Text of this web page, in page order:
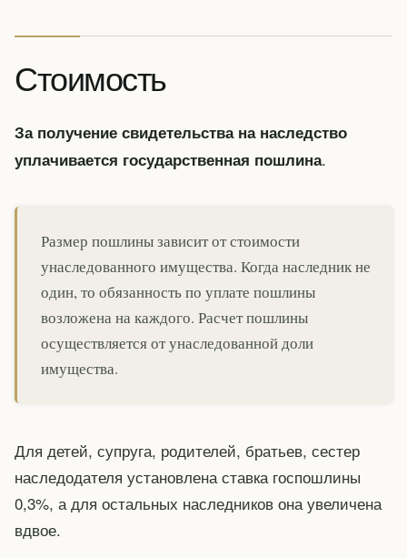
Стоимость
За получение свидетельства на наследство
уплачивается государственная пошлина.
Размер пошлины зависит от стоимости
унаследованного имущества. Когда наследник не
один, то обязанность по уплате пошлины
возложена на каждого. Расчет пошлины
осуществляется от унаследованной доли
имущества.
Для детей, супруга, родителей, братьев, сестер
наследодателя установлена ставка госпошлины
0,3%, а для остальных наследников она увеличена
вдвое.